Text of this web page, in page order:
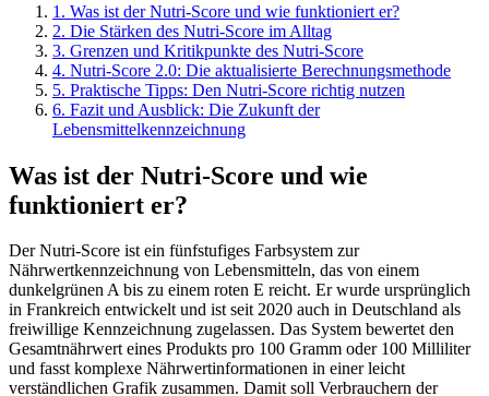
1 . Was ist der Nutri-Score und wie funktioniert er?
2. Die Stärken des Nutri-Score im Alltag
3. Grenzen und Kritikpunkte des Nutri-Score
4. Nutri-Score 2.0: Die aktualisierte Berechnungsmethode
5. Praktische Tipps: Den Nutri-Score richtig nutzen
6. Fazit und Ausblick: Die Zukunft der
Lebensmittelkennzeichnung
Was ist der Nutri-Score und wie
funktioniert er?
Der Nutri-Score ist ein fünfstufiges Farbsystem zur
Nährwertkennzeichnung von Lebensmitteln, das von einem
dunkelgrünen A bis zu einem roten E reicht. Er wurde ursprünglich
in Frankreich entwickelt und ist seit 2020 auch in Deutschland als
freiwillige Kennzeichnung zugelassen. Das System bewertet den
Gesamtnährwert eines Produkts pro 100 Gramm oder 100 Milliliter
und fasst komplexe Nährwertinformationen in einer leicht
verständlichen Grafik zusammen. Damit soll Verbrauchern der